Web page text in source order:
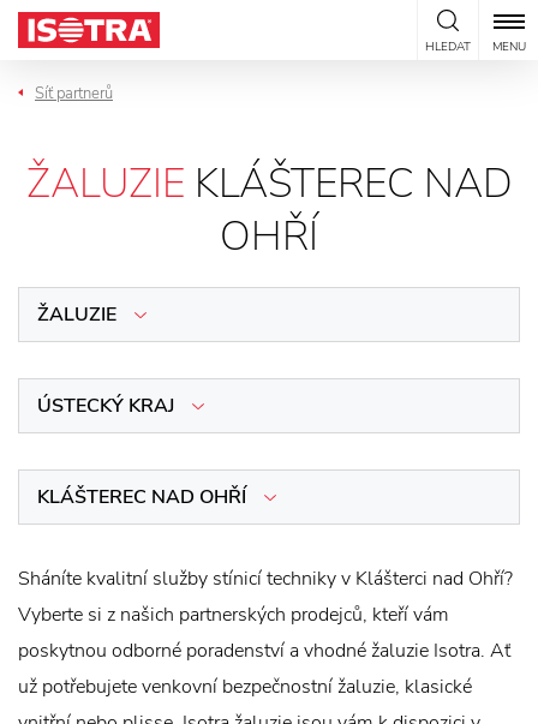
Přeskočit na obsah
HLEDAT MENU
Síť partnerů
ŽALUZIE KLÁŠTEREC NAD
OHŘÍ
ŽALUZIE
ÚSTECKÝ KRAJ
KLÁŠTEREC NAD OHŘÍ
Sháníte kvalitní služby stínicí techniky v Klášterci nad Ohří?
Vyberte si z našich partnerských prodejců, kteří vám
poskytnou odborné poradenství a vhodné žaluzie Isotra. Ať
už potřebujete venkovní bezpečnostní žaluzie, klasické